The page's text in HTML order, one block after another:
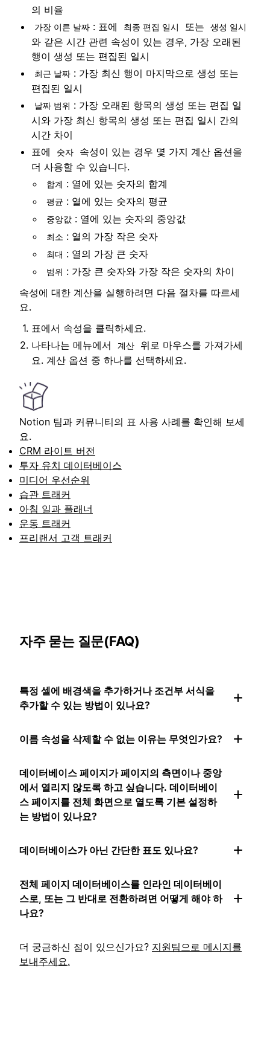
의 비율
가장 이른 날짜 : 표에 최종 편집 일시 또는 생성 일시
와 같은 시간 관련 속성이 있는 경우, 가장 오래된
행이 생성 또는 편집된 일시
최근 날짜 : 가장 최신 행이 마지막으로 생성 또는
편집된 일시
날짜 범위 : 가장 오래된 항목의 생성 또는 편집 일
시와 가장 최신 항목의 생성 또는 편집 일시 간의
시간 차이
표에
숫자
속성이 있는 경우 몇 가지 계산 옵션을
더 사용할 수 있습니다.
합계 : 열에 있는 숫자의 합계
평균 : 열에 있는 숫자의 평균
중앙값 : 열에 있는 숫자의 중앙값
최소 : 열의 가장 작은 숫자
최대 : 열의 가장 큰 숫자
범위 : 가장 큰 숫자와 가장 작은 숫자의 차이
속성에 대한 계산을 실행하려면 다음 절차를 따르세
요.
표에서 속성을 클릭하세요.
나타나는 메뉴에서
계산
위로 마우스를 가져가세
요. 계산 옵션 중 하나를 선택하세요.
Notion 팀과 커뮤니티의 표 사용 사례를 확인해 보세
요.
CRM 라이트 버전
투자 유치 데이터베이스
미디어 우선순위
습관 트래커
아침 일과 플래너
운동 트래커
프리랜서 고객 트래커
자주 묻는 질문(FAQ)
특정 셀에 배경색을 추가하거나 조건부 서식을
추가할 수 있는 방법이 있나요?
이름 속성을 삭제할 수 없는 이유는 무엇인가요?
데이터베이스 페이지가 페이지의 측면이나 중앙
에서 열리지 않도록 하고 싶습니다. 데이터베이
스 페이지를 전체 화면으로 열도록 기본 설정하
는 방법이 있나요?
데이터베이스가 아닌 간단한 표도 있나요?
전체 페이지 데이터베이스를 인라인 데이터베이
스로, 또는 그 반대로 전환하려면 어떻게 해야 하
나요?
더 궁금하신 점이 있으신가요? 지원팀으로 메시지를
보내주세요.